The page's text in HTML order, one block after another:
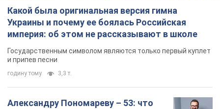
Какой была оригинальная версия гимна
Украины и почему ее боялась Российская
империя: об этом не рассказывают в школе
Государственным символом являются только первый куплет
и припев песни
годину тому 3,3 т.
Александру Пономареву – 53: что